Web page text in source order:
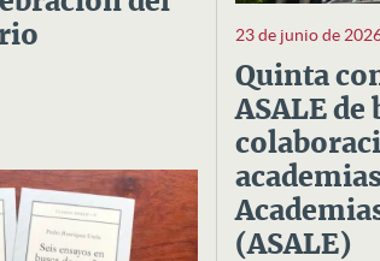
23 de junio de
Quinta
ASALE de
(ASALE)